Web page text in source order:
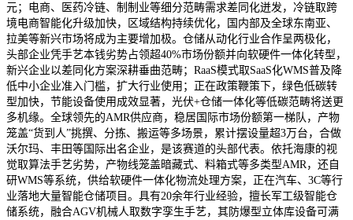
元；电商、医药冷链、制制业等细分范畴需求差同化迸发，冷链取跨
境电商智能化升级加快，区域结构持续优化，国内部及全球东南亚、
拉美等新兴市场将成为主要增加极。仓储从动化行业合作呈两极化，
头部企业凭手艺本钱劣势占领超40%市场份额并向软硬件一体化转型，
新兴企业以差同化方案深耕垂曲范畴；RaaS模式取SaaS化WMS普及降
低中小企业准入门槛，扩大行业使用；正在政策鞭策下，绿色低碳转
型加快，节能设备使用成效显著，光伏+仓储一体化等低碳范畴将送更
多机缘。全球领先的AMR供应商，稳居国际市场份额第一梯队，产物
笼盖“货到人”挑撰、分拣、搬运等多场景，累计摆设量超3万台，合做
沃尔玛、丰田等国际出名企业，是该赛道的头部代表。依托海康的视
觉取算法手艺劣势，产物线笼盖暗藏式、料箱式等多类型AMR，还自
研WMS等系统，供给软硬件一体化物流处理方案，正在汽车、3C等行
业落地大量智能仓储项目。具有20余年行业经验，擅长军工级智能仓
储系统，融合AGV机械人取数字孪生手艺，其防爆型立体库设备可满